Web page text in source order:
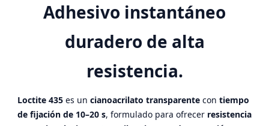
Adhesivo instantáneo
duradero de alta
resistencia.
Loctite 435 es un cianoacrilato transparente con tiempo
de fijación de 10–20 s, formulado para ofrecer resistencia